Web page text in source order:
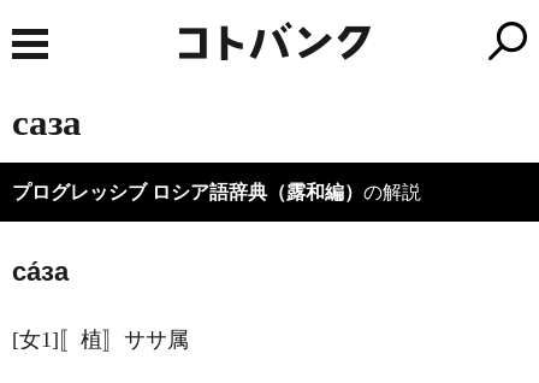
саза
プログレッシブ ロシア語辞典（露和編） の解説
са́за
[女1]〚植〛ササ属